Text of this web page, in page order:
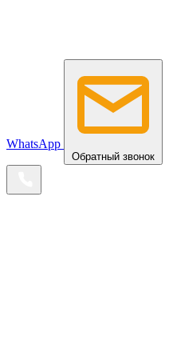
WhatsApp
Обратный звонок